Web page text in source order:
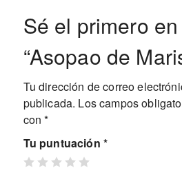
Sé el primero
“Asopao de
Tu dirección de correo
publicada. Los campos
con*
Tu puntuación *